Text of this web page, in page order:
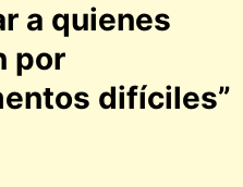
a quienes
por
difíciles”